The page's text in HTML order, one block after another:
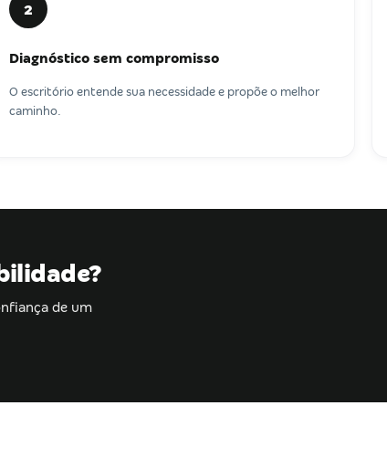
2
Diagnóstico sem compromisso
O escritório entende sua necessidade e propõe o melhor
caminho.
de um